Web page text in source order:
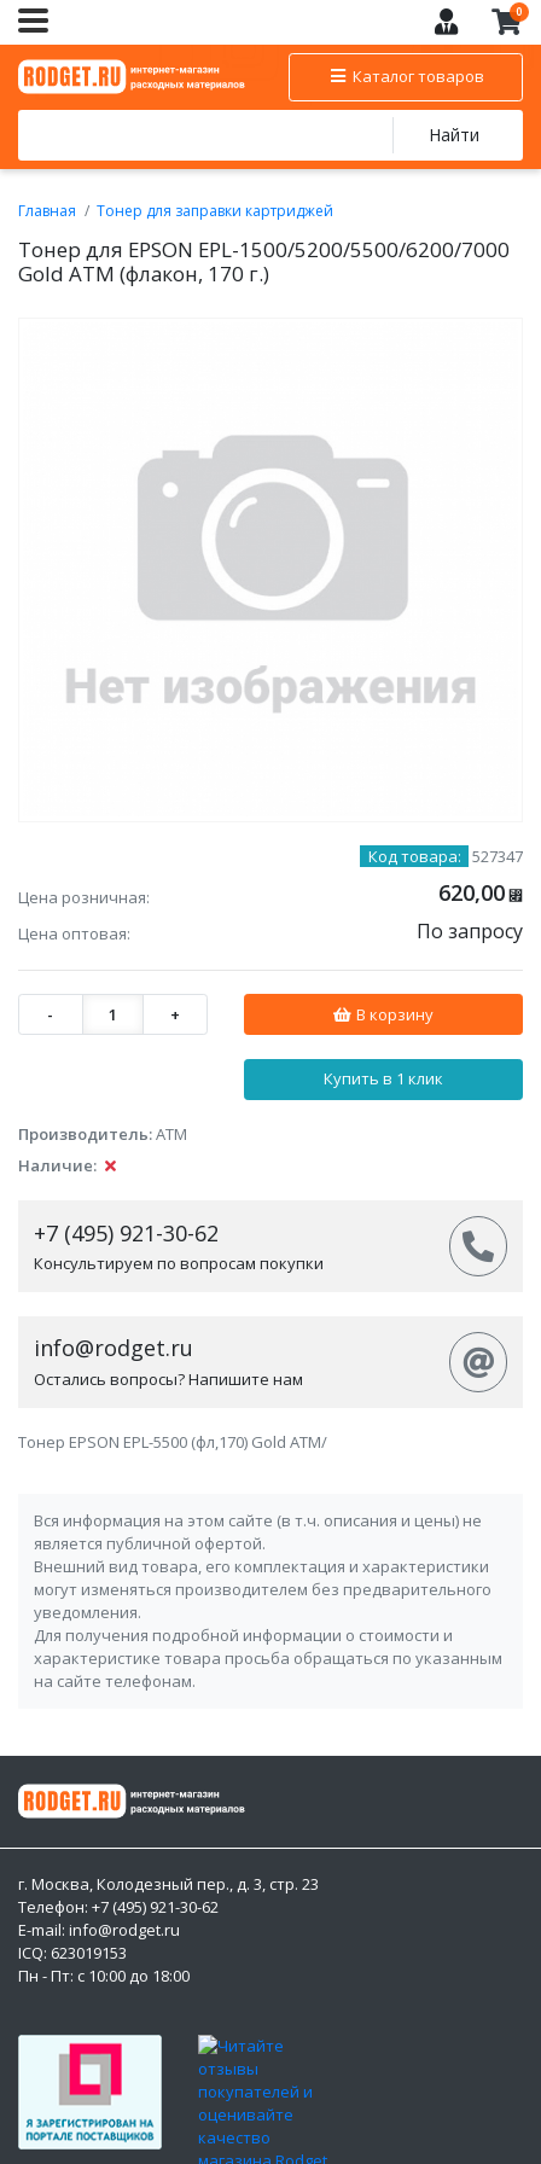
0
Каталог товаров
Найти
Главная
Тонер для заправки картриджей
Тонер для EPSON EPL-1500/5200/5500/6200/7000
Gold ATM (флакон, 170 г.)
Код товара: 527347
Цена розничная:
620,00 ⃏
Цена оптовая: По запросу
- 1 + В корзину
Купить в 1 клик
Производитель:АТМ
Наличие:
+7 (495) 921-30-62
Консультируем по вопросам покупки
info@rodget.ru
Остались вопросы? Напишите нам
Тонер EPSON EPL-5500 (фл,170) Gold ATM/
Вся информация на этом сайте (в т.ч. описания и цены) не
является публичной офертой.
Внешний вид товара, его комплектация и характеристики
могут изменяться производителем без предварительного
уведомления.
Для получения подробной информации о стоимости и
характеристике товара просьба обращаться по указанным
на сайте телефонам.
г. Москва, Колодезный пер., д. 3, стр. 23
Телефон: +7 (495) 921-30-62
E-mail: info@rodget.ru
ICQ: 623019153
Пн - Пт: с 10:00 до 18:00